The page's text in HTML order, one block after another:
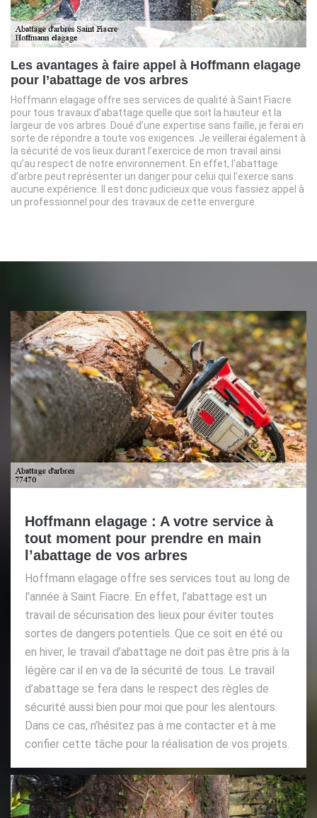
Les avantages à faire appel à Hoffmann elagage
pour l’abattage de vos arbres
Hoffmann elagage offre ses services de qualité à Saint Fiacre
pour tous travaux d’abattage quelle que soit la hauteur et la
largeur de vos arbres. Doué d’une expertise sans faille, je ferai en
sorte de répondre a toute vos exigences. Je veillerai également à
la sécurité de vos lieux durant l’exercice de mon travail ainsi
qu’au respect de notre environnement. En effet, l’abattage
d’arbre peut représenter un danger pour celui qui l’exerce sans
aucune expérience. Il est donc judicieux que vous fassiez appel à
un professionnel pour des travaux de cette envergure.
Hoffmann elagage : A votre service à
tout moment pour prendre en main
l’abattage de vos arbres
Hoffmann elagage offre ses services tout au long de
l’année à Saint Fiacre. En effet, l’abattage est un
travail de sécurisation des lieux pour éviter toutes
sortes de dangers potentiels. Que ce soit en été ou
en hiver, le travail d’abattage ne doit pas être pris à la
légère car il en va de la sécurité de tous. Le travail
d’abattage se fera dans le respect des règles de
sécurité aussi bien pour moi que pour les alentours.
Dans ce cas, n’hésitez pas à me contacter et à me
confier cette tâche pour la réalisation de vos projets.